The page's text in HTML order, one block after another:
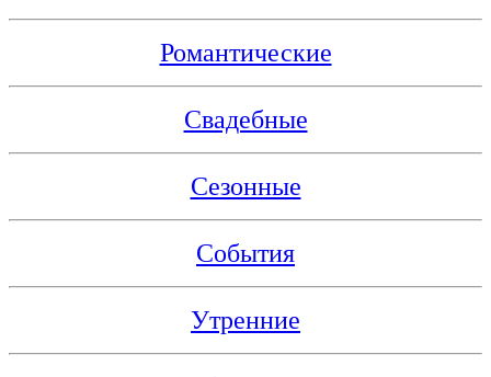
Романтические
Свадебные
Сезонные
События
Утренние